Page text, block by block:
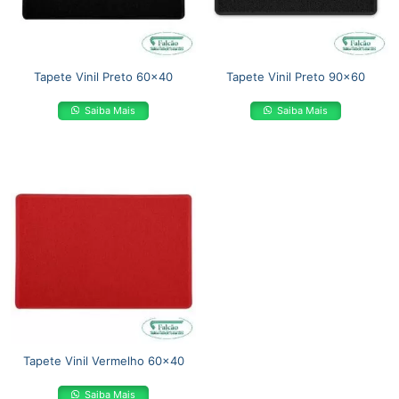
Tapete Vinil Preto 60×40
Saiba Mais
Tapete Vinil Preto 90×60
Saiba Mais
Tapete Vinil Vermelho 60×40
Saiba Mais